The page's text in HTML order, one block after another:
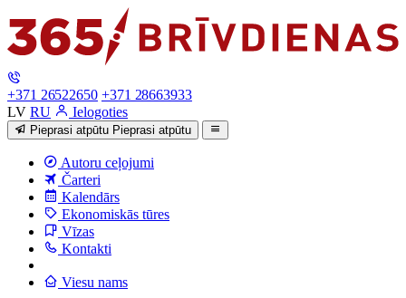
+371 26522650 +371 28663933
LV RU Ielogoties
Pieprasi atpūtu Pieprasi atpūtu
Autoru ceļojumi
Čarteri
Kalendārs
Ekonomiskās tūres
Vīzas
Kontakti
Viesu nams